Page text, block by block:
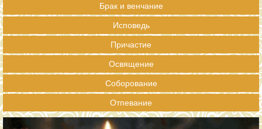
Брак и венчание
Исповедь
Причастие
Освящение
Соборование
Отпевание